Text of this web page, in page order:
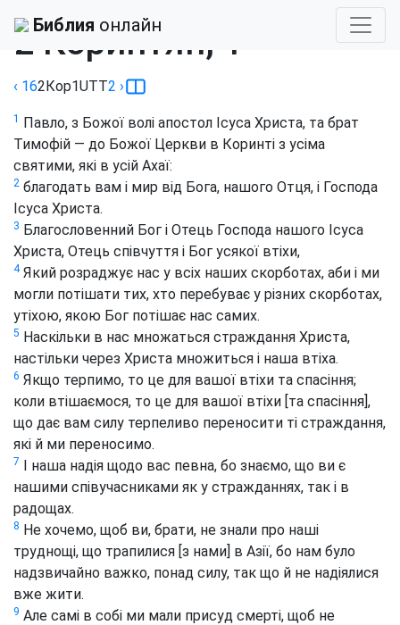
Библия онлайн
2 Коринтян, 1
‹ 162Кор1UTT2 ›
1 Павло, з Божої волі апостол Ісуса Христа, та брат
Тимофій — до Божої Церкви в Коринті з усіма
святими, які в усій Ахаї:
2 благодать вам і мир від Бога, нашого Отця, і Господа
Ісуса Христа.
3 Благословенний Бог і Отець Господа нашого Ісуса
Христа, Отець співчуття і Бог усякої втіхи,
4Який розраджує нас у всіх наших скорботах, аби і ми
могли потішати тих, хто перебуває у різних скорботах,
утіхою, якою Бог потішає нас самих.
5 Наскільки в нас множаться страждання Христа,
настільки через Христа множиться і наша втіха.
6 Якщо терпимо, то це для вашої втіхи та спасіння;
коли втішаємося, то це для вашої втіхи [та спасіння],
що дає вам силу терпеливо переносити ті страждання,
які й ми переносимо.
7 І наша надія щодо вас певна, бо знаємо, що ви є
нашими співучасниками як у стражданнях, так і в
радощах.
8 Не хочемо, щоб ви, брати, не знали про наші
труднощі, що трапилися [з нами] в Азії, бо нам було
надзвичайно важко, понад силу, так що й не надіялися
вже жити.
9 Але самі в собі ми мали присуд смерті, щоб не